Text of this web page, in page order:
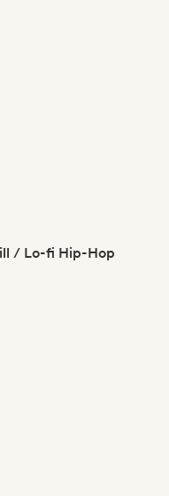
/ Lo-fi Hip-Hop